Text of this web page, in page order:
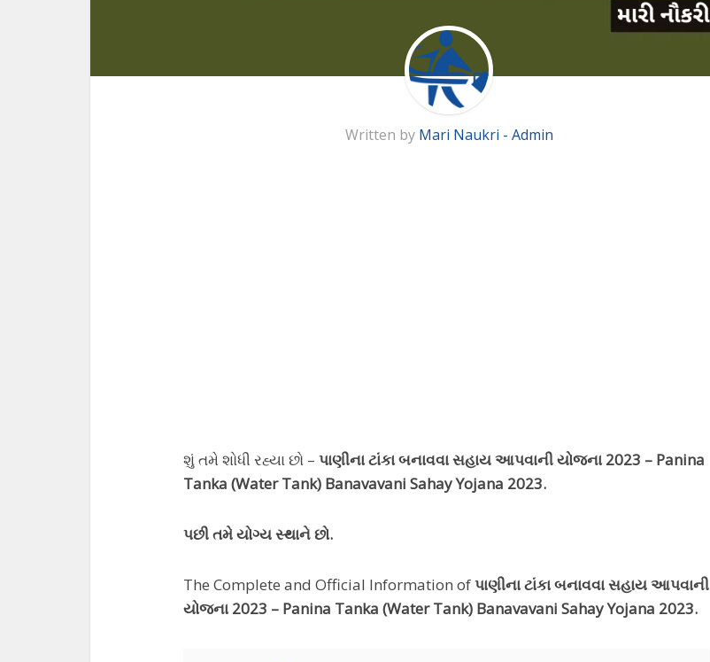
Written by Mari Naukri - Admin
શું તમે શોધી રહ્યા છો – પાણીના ટાંકા બનાવવા સહાય આપવાની યોજના 2023 – Panina
Tanka (Water Tank) Banavavani Sahay Yojana 2023.
પછી તમે યોગ્ય સ્થાને છો.
The Complete and Official Information ofપાણીના ટાંકા બનાવવા સહાય આપવાની
યોજના 2023 – Panina Tanka (Water Tank) Banavavani Sahay Yojana 2023.